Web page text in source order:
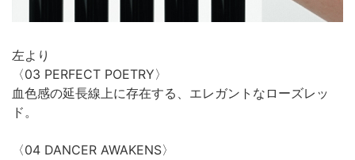
左より
〈03 PERFECT POETRY〉
血色感の延長線上に存在する、エレガントなローズレッ
ド。
〈04 DANCER AWAKENS〉